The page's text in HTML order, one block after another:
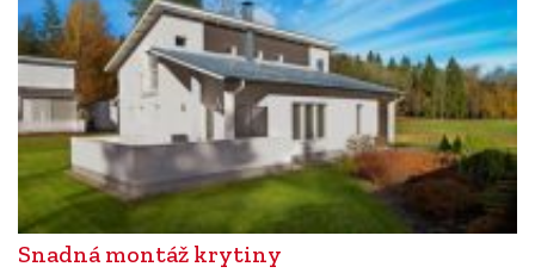
Snadná montáž krytiny